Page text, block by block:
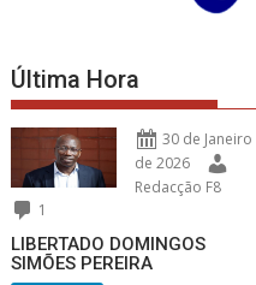
Última Hora
30 de Janeiro
de 2026
Redacção F8
1
LIBERTADO DOMINGOS
SIMÕES PEREIRA